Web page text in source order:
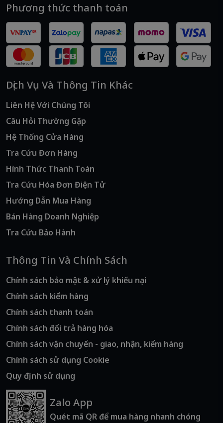
Phương thức thanh toán
Dịch Vụ Và Thông Tin Khác
Liên Hệ Với Chúng Tôi
Câu Hỏi Thường Gặp
Hệ Thống Cửa Hàng
Tra Cứu Đơn Hàng
Hình Thức Thanh Toán
Tra Cứu Hóa Đơn Điện Tử
Hướng Dẫn Mua Hàng
Bán Hàng Doanh Nghiệp
Tra Cứu Bảo Hành
Thông Tin Và Chính Sách
Chính sách bảo mật & xử lý khiếu nại
Chính sách kiểm hàng
Chính sách thanh toán
Chính sách đổi trả hàng hóa
Chính sách vận chuyển - giao, nhận, kiểm hàng
Chính sách sử dụng Cookie
Quy định sử dụng
Zalo App
Quét mã QR để mua hàng nhanh chóng